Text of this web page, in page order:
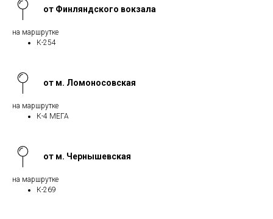
от Финляндского вокзала
на маршрутке
К-254
от м. Ломоносовская
на маршрутке
К-4 МЕГА
от м. Чернышевская
на маршрутке
К-269